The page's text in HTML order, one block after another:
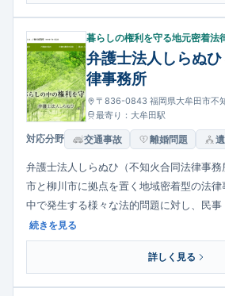
暮らしの権利を守る地元密着法
弁護士法人しらぬ
律事務所
〒836-0843 福岡県大牟田市不
最寄り：大牟田駅
対応分野 交通事故 離婚問題
弁護士法人しらぬひ（不知火合同法律事
市と柳川市に拠点を置く地域密着型の法
中で発生する様々な法的問題に対し、民事
相談できる雰囲気づくりを大切にしていま
労働問題、交通事故、離婚・相続・消費
相談を受け付け、状況に応じて交渉や裁判
続きを見る
詳しく見る